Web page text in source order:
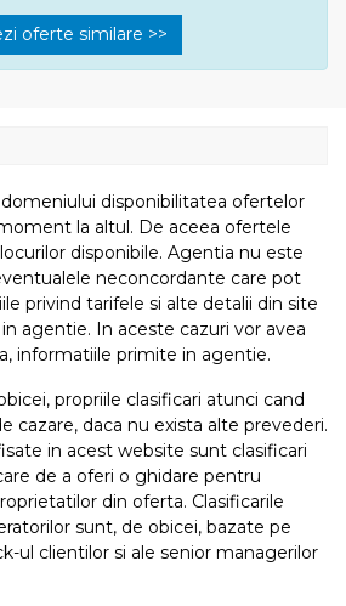
oferte similare >>
disponibilitatea ofertelor
la altul. De aceea ofertele
disponibile. Agentia nu este
neconcordante care pot
privind tarifele si alte detalii din site
agentie. In aceste cazuri vor avea
informatiile primite in agentie.
propriile clasificari atunci cand
cazare, daca nu exista alte prevederi.
in acest website sunt clasificari
de a oferi o ghidare pentru
din oferta. Clasificarile
sunt, de obicei, bazate pe
ul clientilor si ale senior managerilor